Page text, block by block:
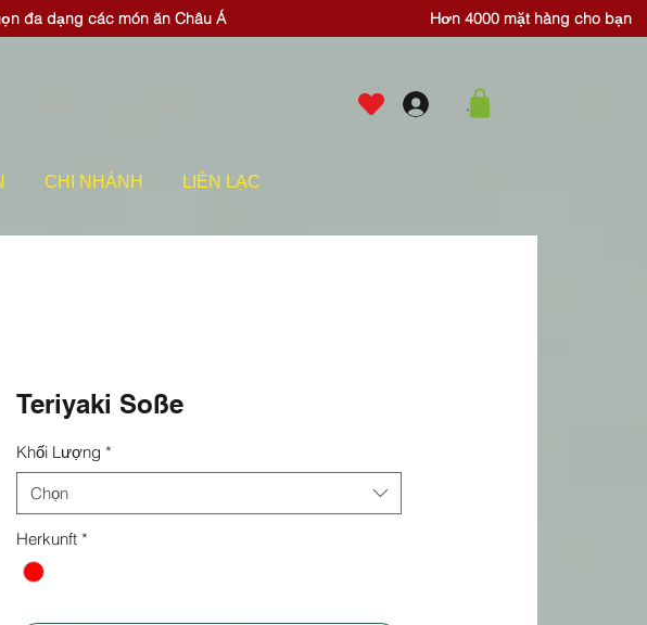
đa dạng các món ăn Châu Á Hơn 4000 mặt hàng cho bạn
CHI NHÁNH LIÊN LẠC
.
Teriyaki Soße
Khối Lượng *
Chọn
Herkunft *